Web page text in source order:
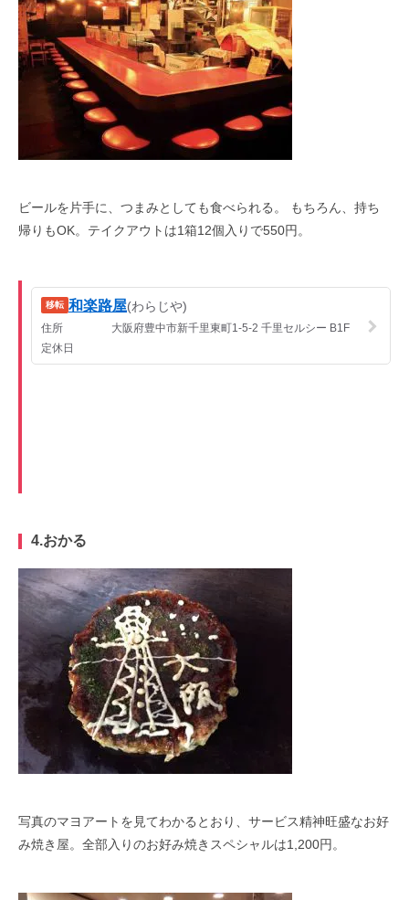
ビールを片手に、つまみとしても食べられる。 もちろん、持ち
帰りもOK。テイクアウトは1箱12個入りで550円。
4.おかる
写真のマヨアートを見てわかるとおり、サービス精神旺盛なお好
み焼き屋。全部入りのお好み焼きスペシャルは1,200円。